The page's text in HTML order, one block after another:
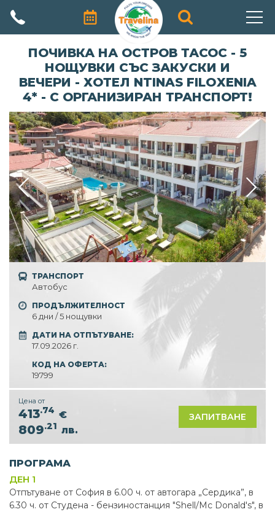
АВТОРСКИ ПРОГРАМИ
ПРОМОЦИИ
ПОЧИВКИ
ЕКЗОТИЧНИ ПЪТУВАНИЯ
ЕКСКУРЗИИ
ПРАЗНИЦИ
КРУИЗИ
ЗА НАС
ПОЧИВКА НА ОСТРОВ ТАСОС - 5
НОЩУВКИ СЪС ЗАКУСКИ И
ВЕЧЕРИ - ХОТЕЛ NTINAS FILOXENIA
4* - С ОРГАНИЗИРАН ТРАНСПОРТ!
ТРАНСПОРТ
Автобус
ПРОДЪЛЖИТЕЛНОСТ
6 дни / 5 нощувки
ДАТИ НА ОТПЪТУВАНЕ:
17.09.2026 г.
КОД НА ОФЕРТА:
19799
Цена от
413.74 €
809.21 лв.
ЗАПИТВАНЕ
ПРОГРАМА
ДЕН 1
Отпътуване от София в 6.00 ч. от автогара „Сердика”, в
6.30 ч. от Студена - бензиностанция "Shell∕Mc Donald's", в